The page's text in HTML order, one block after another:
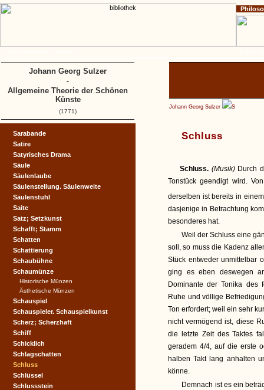
Johann Georg Sulzer S
Schluss
Schluss. (Musik) Durch
Tonstück geendigt wird.
derselben ist bereits in
dasjenige in Betrachtung
besonderes hat.
Weil der Schluss eine
soll, so muss die Kadenz
Stück entweder unmittelbar
ging es eben deswegen
Dominante der Tonika des
Ruhe und völlige
Ton erfordert; weil ein sehr
nicht vermögend ist, diese
die letzte Zeit des Taktes
geradem 4/4, auf die erste
halben Takt lang anhalten
könne.
Demnach ist es ein
Sarabande
Satire
Satyrisches Drama
Säule
Säulenlaube
Säulenstellung. Säulenweite
Säulenstuhl
Saite
Satz; Setzkunst
Schafft; Stamm
Schatten
Schattierung
Schaubühne
Schaumünze
Historische Münzen
Ästhetische Münzen
Schauspiel
Schauspieler. Schauspielkunst
Scherz; Scherzhaft
Schiff
Schicklich
Schlagschatten
Schluss
Schlüssel
Schlussstein
Johann Georg Sulzer
-
Allgemeine Theorie der Schönen
Künste
(1771)